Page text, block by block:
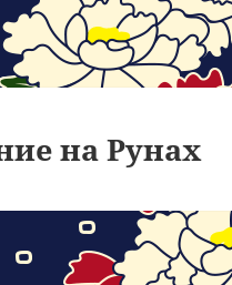
на Рунах